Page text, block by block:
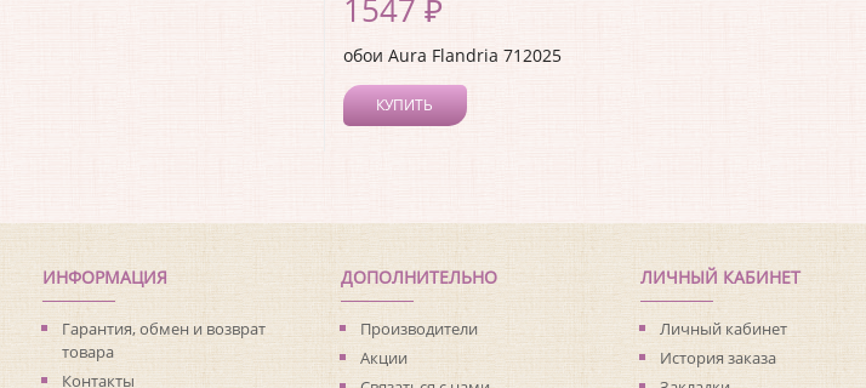
1547 ₽
обои Aura Flandria 712025
КУПИТЬ
ИНФОРМАЦИЯ
Гарантия, обмен и возврат
товара
Контакты
ДОПОЛНИТЕЛЬНО
Производители
Акции
ЛИЧНЫЙ КАБИНЕТ
Личный кабинет
История заказа